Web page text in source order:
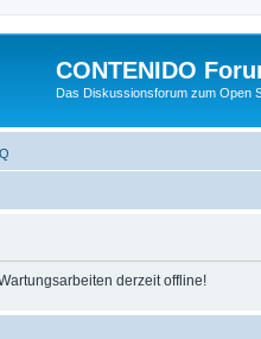
CONTENIDO
Das Diskussionsforum zum Open
derzeit offline!